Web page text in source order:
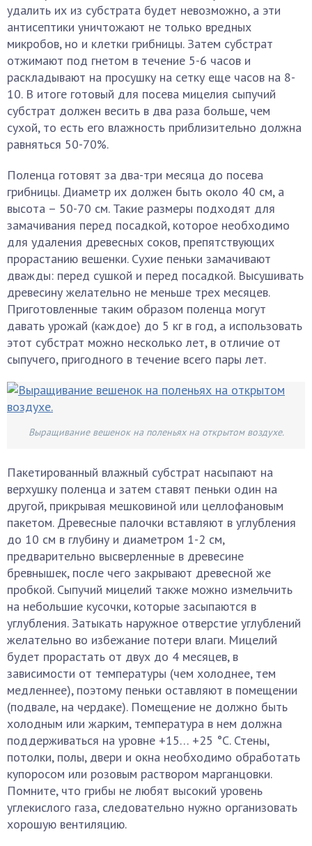
удалить их из субстрата будет невозможно, а эти
антисептики уничтожают не только вредных
микробов, но и клетки грибницы. Затем субстрат
отжимают под гнетом в течение 5-6 часов и
раскладывают на просушку на сетку еще часов на 8-
10. В итоге готовый для посева мицелия сыпучий
субстрат должен весить в два раза больше, чем
сухой, то есть его влажность приблизительно должна
равняться 50-70%.
Поленца готовят за два-три месяца до посева
грибницы. Диаметр их должен быть около 40 см, а
высота – 50-70 см. Такие размеры подходят для
замачивания перед посадкой, которое необходимо
для удаления древесных соков, препятствующих
прорастанию вешенки. Сухие пеньки замачивают
дважды: перед сушкой и перед посадкой. Высушивать
древесину желательно не меньше трех месяцев.
Приготовленные таким образом поленца могут
давать урожай (каждое) до 5 кг в год, а использовать
этот субстрат можно несколько лет, в отличие от
сыпучего, пригодного в течение всего пары лет.
Выращивание вешенок на поленьях на открытом воздухе.
Пакетированный влажный субстрат насыпают на
верхушку поленца и затем ставят пеньки один на
другой, прикрывая мешковиной или целлофановым
пакетом. Древесные палочки вставляют в углубления
до 10 см в глубину и диаметром 1-2 см,
предварительно высверленные в древесине
бревнышек, после чего закрывают древесной же
пробкой. Сыпучий мицелий также можно измельчить
на небольшие кусочки, которые засыпаются в
углубления. Затыкать наружное отверстие углублений
желательно во избежание потери влаги. Мицелий
будет прорастать от двух до 4 месяцев, в
зависимости от температуры (чем холоднее, тем
медленнее), поэтому пеньки оставляют в помещении
(подвале, на чердаке). Помещение не должно быть
холодным или жарким, температура в нем должна
поддерживаться на уровне +15… +25 °С. Стены,
потолки, полы, двери и окна необходимо обработать
купоросом или розовым раствором марганцовки.
Помните, что грибы не любят высокий уровень
углекислого газа, следовательно нужно организовать
хорошую вентиляцию.